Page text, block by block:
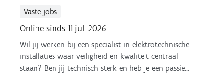
Vaste jobs
Online sinds 11 jul. 2026
Wil jij werken bij een specialist in elektrotechnische
installaties waar veiligheid en kwaliteit centraal
staan? Ben jij technisch sterk en heb je een passie